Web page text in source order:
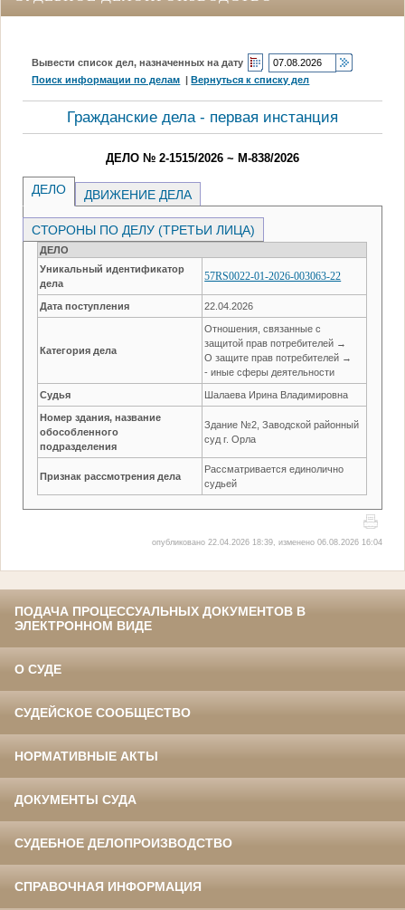
Вывести список дел, назначенных на дату
Поиск информации по делам |Вернуться к списку дел
Гражданские дела - первая инстанция
ДЕЛО № 2-1515/2026 ~ М-838/2026
ДЕЛО ДВИЖЕНИЕ ДЕЛА
СТОРОНЫ ПО ДЕЛУ (ТРЕТЬИ ЛИЦА)
ДЕЛО
Уникальный идентификатор
дела
57RS0022-01-2026-003063-22
Дата поступления 22.04.2026
Категория дела
Отношения, связанные с
защитой прав потребителей →
О защите прав потребителей →
- иные сферы деятельности
Судья Шалаева Ирина Владимировна
Номер здания, название
обособленного
подразделения
Здание №2, Заводской районный
суд г. Орла
Признак рассмотрения дела
Рассматривается единолично
судьей
опубликовано 22.04.2026 18:39, изменено 06.08.2026 16:04
ПОДАЧА ПРОЦЕССУАЛЬНЫХ ДОКУМЕНТОВ В
ЭЛЕКТРОННОМ ВИДЕ
О СУДЕ
СУДЕЙСКОЕ СООБЩЕСТВО
НОРМАТИВНЫЕ АКТЫ
ДОКУМЕНТЫ СУДА
СУДЕБНОЕ ДЕЛОПРОИЗВОДСТВО
СПРАВОЧНАЯ ИНФОРМАЦИЯ